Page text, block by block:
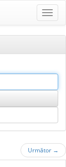
Următor →